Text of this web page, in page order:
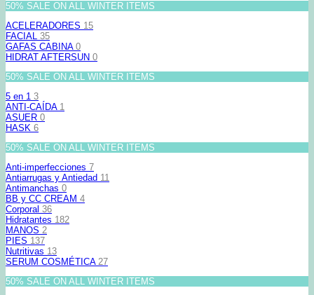
50% SALE ON ALL WINTER ITEMS
ACELERADORES 15
FACIAL 35
GAFAS CABINA 0
HIDRAT AFTERSUN 0
50% SALE ON ALL WINTER ITEMS
5 en 1 3
ANTI-CAÍDA 1
ASUER 0
HASK 6
50% SALE ON ALL WINTER ITEMS
Anti-imperfecciones 7
Antiarrugas y Antiedad 11
Antimanchas 0
BB y CC CREAM 4
Corporal 36
Hidratantes 182
MANOS 2
PIES 137
Nutritivas 13
SERUM COSMÉTICA 27
50% SALE ON ALL WINTER ITEMS